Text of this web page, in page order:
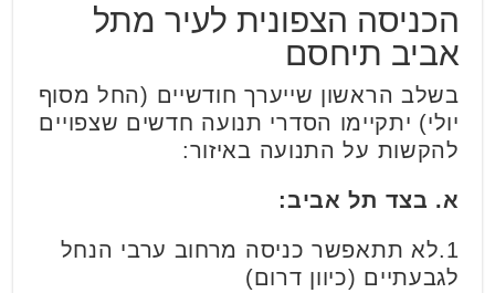
הכניסה הצפונית לעיר מתל
אביב תיחסם
בשלב הראשון שייערך חודשיים (החל מסוף
יולי) יתקיימו הסדרי תנועה חדשים שצפויים
להקשות על התנועה באיזור:
א. בצד תל אביב:
1.לא תתאפשר כניסה מרחוב ערבי הנחל
לגבעתיים (כיוון דרום)